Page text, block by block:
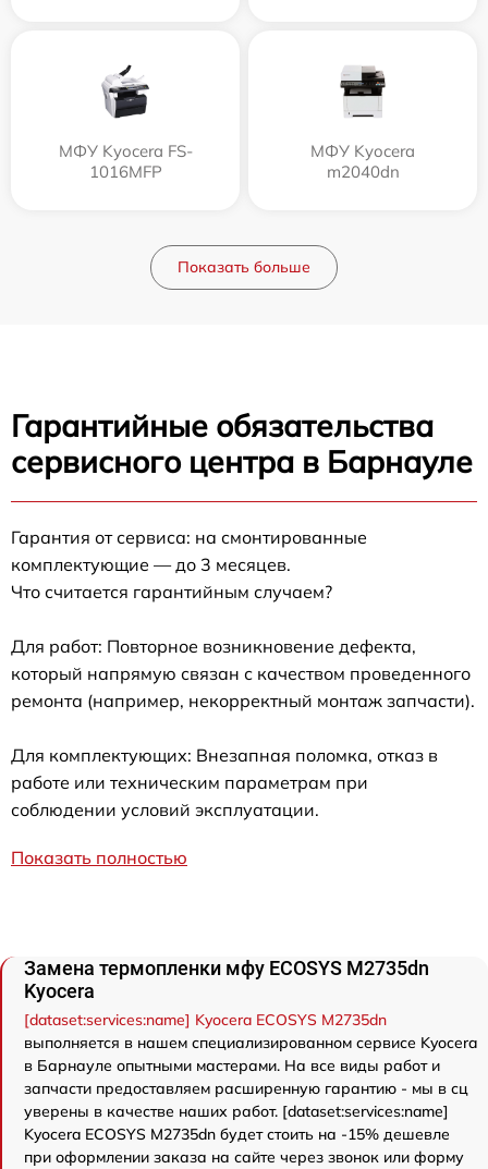
МФУ Kyocera FS-
1016MFP
МФУ Kyocera
m2040dn
Показать больше
Гарантийные обязательства
сервисного центра в Барнауле
Гарантия от сервиса: на смонтированные
комплектующие — до 3 месяцев.
Что считается гарантийным случаем?
Для работ: Повторное возникновение дефекта,
который напрямую связан с качеством проведенного
ремонта (например, некорректный монтаж запчасти).
Для комплектующих: Внезапная поломка, отказ в
работе или техническим параметрам при
соблюдении условий эксплуатации.
Показать полностью
Замена термопленки мфу ECOSYS M2735dn
Kyocera
[dataset:services:name] Kyocera ECOSYS M2735dn
выполняется в нашем специализированном сервисе Kyocera
в Барнауле опытными мастерами. На все виды работ и
запчасти предоставляем расширенную гарантию - мы в сц
уверены в качестве наших работ. [dataset:services:name]
Kyocera ECOSYS M2735dn будет стоить на -15% дешевле
при оформлении заказа на сайте через звонок или форму